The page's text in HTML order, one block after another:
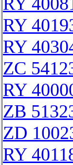
RY
RY
ZC
RY
ZB
ZD
RY